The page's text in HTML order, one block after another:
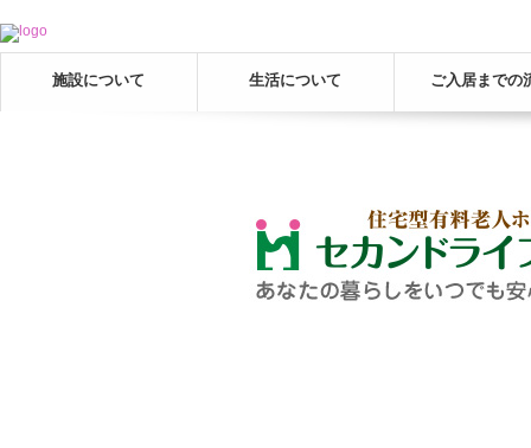
施設について 生活について ご入居までの